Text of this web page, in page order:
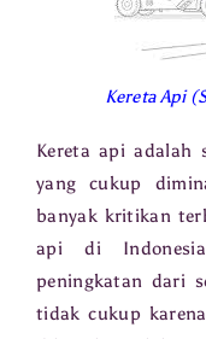
Kereta Api
Kereta api adalah
yang cukup
banyak kritikan
api di
peningkatan dari
tidak cukup